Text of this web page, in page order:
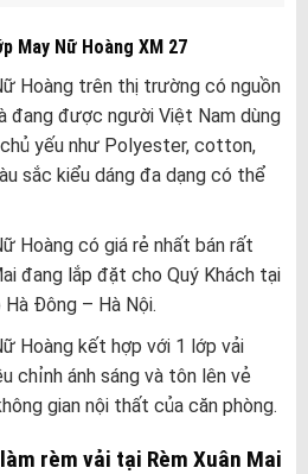
May Nữ Hoàng XM 27
Hoàng trên thị trường có nguồn
đang được người Việt Nam dùng
yếu như Polyester, cotton,
sắc kiểu dáng đa dạng có thể
Hoàng có giá rẻ nhất bán rất
đang lắp đặt cho Quý Khách tại
Đông – Hà Nội.
Hoàng kết hợp với 1 lớp vải
chỉnh ánh sáng và tôn lên vẻ
gian nội thất của căn phòng.
rèm vải tại Rèm Xuân Mai